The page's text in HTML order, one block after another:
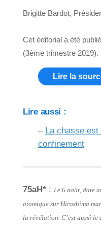
Brigitte Bardot,
Cet éditorial a été
(3ème trimestre 2019).
Lire la
Lire aussi :
– La chasse
confinement
75aH* : Le 6 août, date
atomique sur Hiroshima
la révélation. C’est aussi